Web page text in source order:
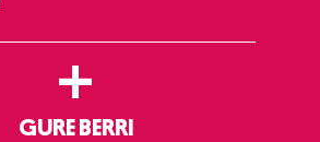
+
GURE BERRI